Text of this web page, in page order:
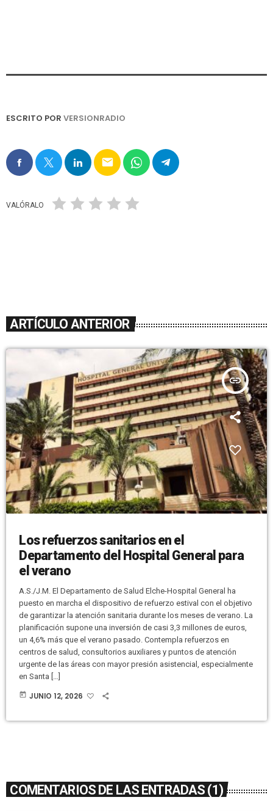
ESCRITO POR VERSIONRADIO
email
VALÓRALO
ARTÍCULO ANTERIOR
insert_link
Los refuerzos sanitarios en el
Departamento del Hospital General para
el verano
A.S./J.M. El Departamento de Salud Elche-Hospital General ha
puesto en marcha el dispositivo de refuerzo estival con el objetivo
de garantizar la atención sanitaria durante los meses de verano. La
planificación supone una inversión de casi 3,3 millones de euros,
un 4,6% más que el verano pasado. Contempla refuerzos en
centros de salud, consultorios auxiliares y puntos de atención
urgente de las áreas con mayor presión asistencial, especialmente
en Santa […]
today JUNIO 12, 2026
COMENTARIOS DE LAS ENTRADAS (1)